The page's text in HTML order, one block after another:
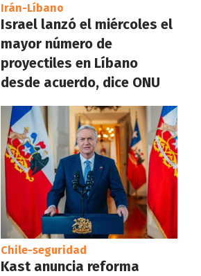
Irán-Líbano
Israel lanzó el miércoles el
mayor número de
proyectiles en Líbano
desde acuerdo, dice ONU
Chile-seguridad
Kast anuncia reforma